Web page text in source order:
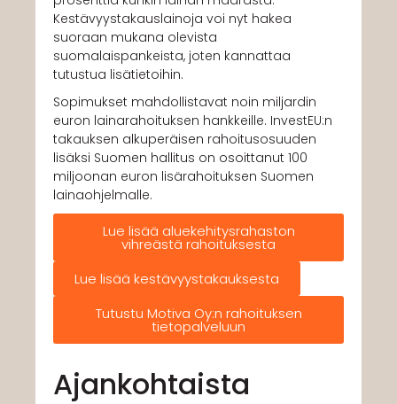
Kestävyystakauslainoja voi nyt hakea
suoraan mukana olevista
suomalaispankeista, joten kannattaa
tutustua lisätietoihin.
Sopimukset mahdollistavat noin miljardin
euron lainarahoituksen hankkeille. InvestEU:n
takauksen alkuperäisen rahoitusosuuden
lisäksi Suomen hallitus on osoittanut 100
miljoonan euron lisärahoituksen Suomen
lainaohjelmalle.
Lue lisää aluekehitysrahaston
vihreästä rahoituksesta
Lue lisää kestävyystakauksesta
Tutustu Motiva Oy:n rahoituksen
tietopalveluun
Ajankohtaista